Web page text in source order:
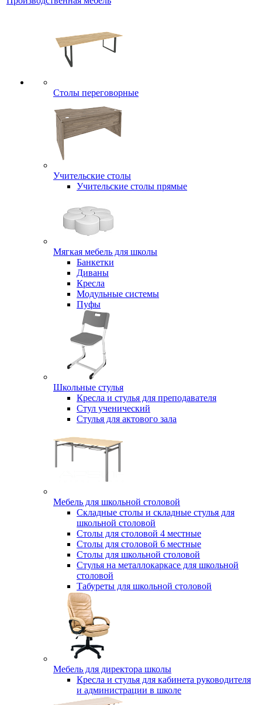
Столы переговорные
Учительские столы
Учительские столы прямые
Мягкая мебель для школы
Банкетки
Диваны
Кресла
Модульные системы
Пуфы
Школьные стулья
Кресла и стулья для преподавателя
Стул ученический
Стулья для актового зала
Мебель для школьной столовой
Складные столы и складные стулья для
школьной столовой
Столы для столовой 4 местные
Столы для столовой 6 местные
Столы для школьной столовой
Стулья на металлокаркасе для школьной
столовой
Табуреты для школьной столовой
Мебель для директора школы
Кресла и стулья для кабинета руководителя
и администрации в школе